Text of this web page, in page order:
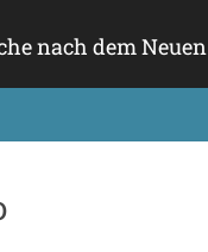
nach dem